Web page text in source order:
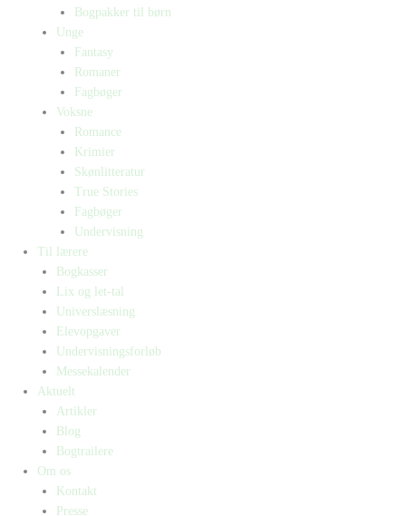
Bogpakker til børn
Unge
Fantasy
Romaner
Fagbøger
Voksne
Romance
Krimier
Skønlitteratur
True Stories
Fagbøger
Undervisning
Til lærere
Bogkasser
Lix og let-tal
Universlæsning
Elevopgaver
Undervisningsforløb
Messekalender
Aktuelt
Artikler
Blog
Bogtrailere
Om os
Kontakt
Presse